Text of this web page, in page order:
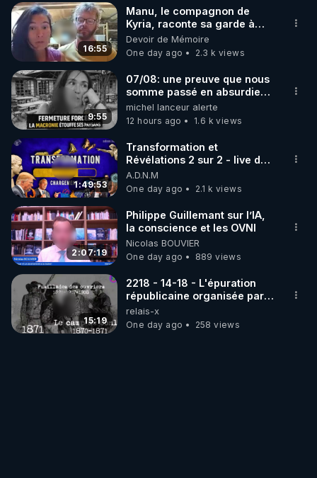
▶ 30 jours gratuit sur l’application de méditation et
de bien-être ENVOL :
Rendez-vous sur https://www.envol.app/code
le code : REGENERE
16:55
Manu, le compagnon de
Kyria, raconte sa garde à
vue musclée. PARTAGEZ!
Devoir de Mémoire
One day ago
2.3 k views
9:55
07/08: une preuve que nous
somme passé en absurdie
une dictature qui veut faire
taire ses opposant !
michel lanceur alerte
12 hours ago
1.6 k views
1:49:53
Transformation et
Révélations 2 sur 2 - live du
07/08/26
A.D.N.M
One day ago
2.1 k views
2:07:19
Philippe Guillemant sur l’IA,
la conscience et les OVNI
Nicolas BOUVIER
One day ago
889 views
15:19
2218 - 14-18 - L'épuration
républicaine organisée par
les frères de la truelle
relais-x
One day ago
258 views